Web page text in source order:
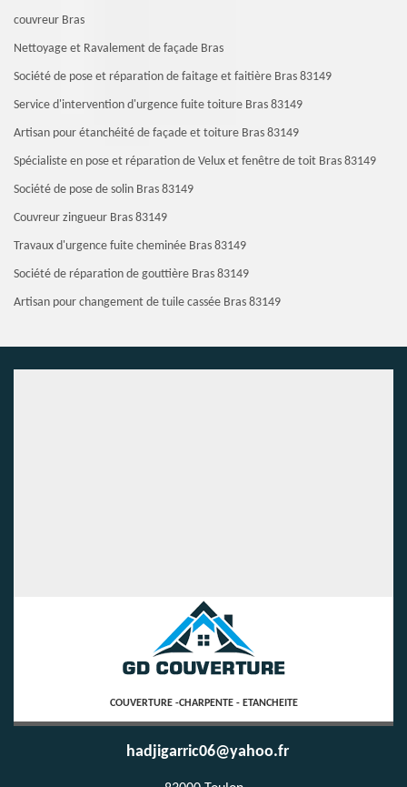
couvreur Bras
Nettoyage et Ravalement de façade Bras
Société de pose et réparation de faitage et faitière Bras 83149
Service d'intervention d'urgence fuite toiture Bras 83149
Artisan pour étanchéité de façade et toiture Bras 83149
Spécialiste en pose et réparation de Velux et fenêtre de toit Bras 83149
Société de pose de solin Bras 83149
Couvreur zingueur Bras 83149
Travaux d'urgence fuite cheminée Bras 83149
Société de réparation de gouttière Bras 83149
Artisan pour changement de tuile cassée Bras 83149
COUVERTURE -CHARPENTE - ETANCHEITE
hadjigarric06@yahoo.fr